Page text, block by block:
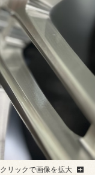
クリックで画像を拡大